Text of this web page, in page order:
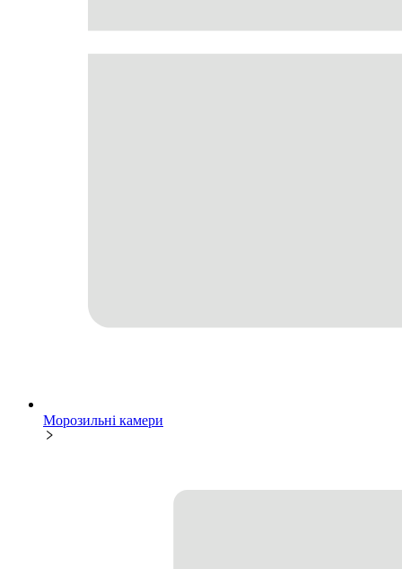
Морозильні камери